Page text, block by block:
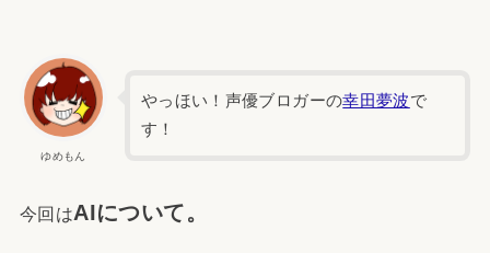
ゆめもん
やっほい！声優ブロガーの幸田夢波で
す！
今回はAIについて。